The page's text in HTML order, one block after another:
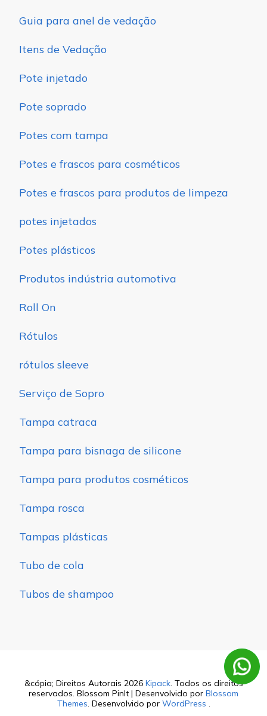
Guia para anel de vedação
Itens de Vedação
Pote injetado
Pote soprado
Potes com tampa
Potes e frascos para cosméticos
Potes e frascos para produtos de limpeza
potes injetados
Potes plásticos
Produtos indústria automotiva
Roll On
Rótulos
rótulos sleeve
Serviço de Sopro
Tampa catraca
Tampa para bisnaga de silicone
Tampa para produtos cosméticos
Tampa rosca
Tampas plásticas
Tubo de cola
Tubos de shampoo
&cópia; Direitos Autorais 2026 Kipack. Todos os direitos
reservados. Blossom PinIt | Desenvolvido por Blossom
Themes. Desenvolvido por WordPress .